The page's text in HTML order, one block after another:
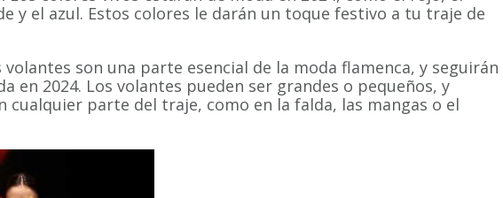
y el azul. Estos colores le darán un toque festivo a tu traje de
volantes son una parte esencial de la moda flamenca, y seguirán
en 2024. Los volantes pueden ser grandes o pequeños, y
cualquier parte del traje, como en la falda, las mangas o el